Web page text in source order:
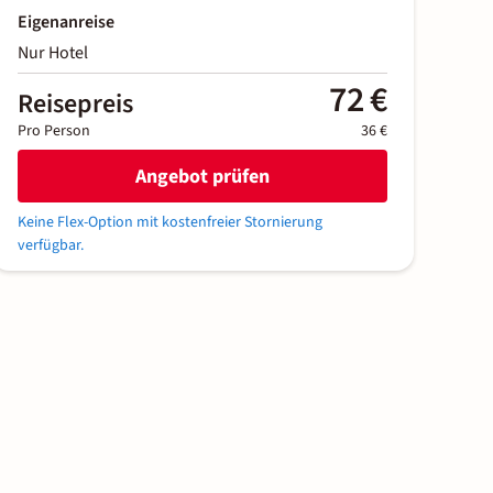
Eigenanreise
Nur Hotel
Reisepreis 72 €
Pro Person 36 €
Angebot prüfen
Keine Flex-Option mit kostenfreier Stornierung
verfügbar.